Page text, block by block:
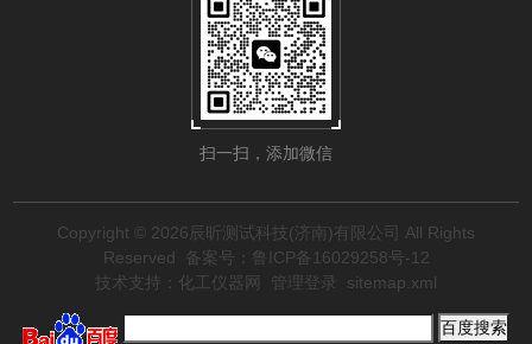
扫一扫，添加微信
Copyright © 2026辰昕测试科技(济南)有限公司 All Rights
Reserved
备案号：鲁ICP备16029258号-12
技术支持： 化工仪器网 管理登录 sitemap.xml